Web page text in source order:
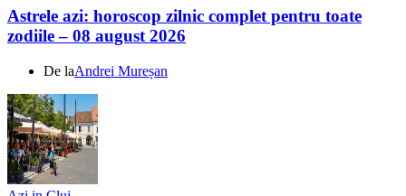
Astrele azi: horoscop zilnic complet pentru toate
zodiile – 08 august 2026
De laAndrei Mureșan